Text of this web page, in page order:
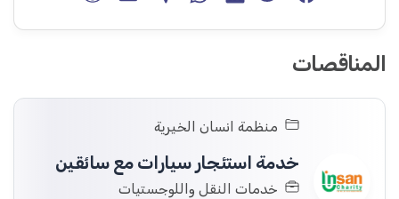
المناقصات
منظمة انسان الخيرية
خدمة استئجار سيارات مع سائقين
خدمات النقل واللوجستيات